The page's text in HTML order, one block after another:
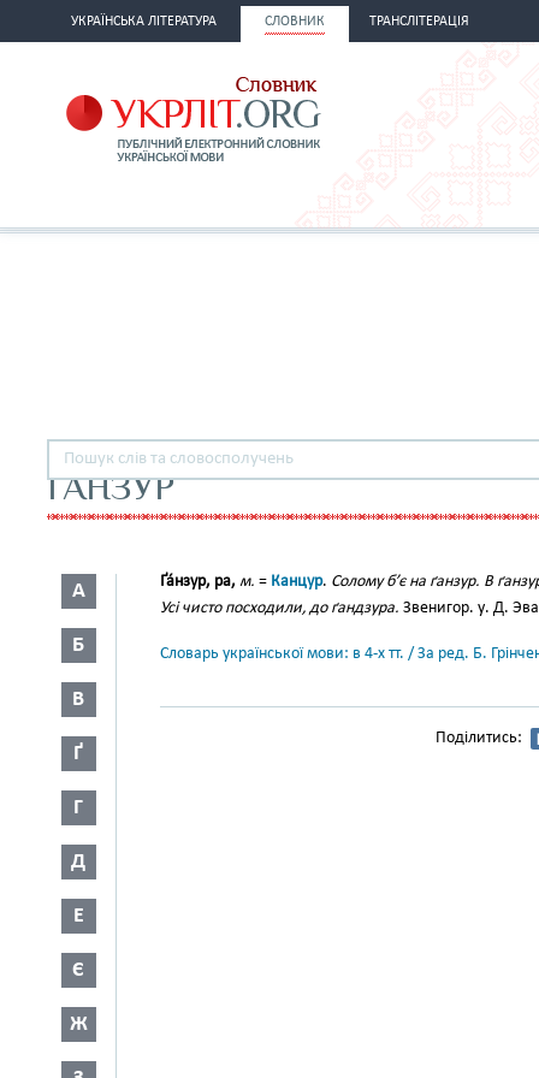
УКРАЇНСЬКА ЛІТЕРАТУРА СЛОВНИК ТРАНСЛІТЕРАЦІЯ
ҐАНЗУР
А
Б
В
Ґ
Г
Д
Е
Є
Ж
Ґа́нзур, ра, м. = Канцур. Солому б’є на ґанзур. В
Усі чисто посходили, до ґандзура. Звенигор. у. Д.
Словарь української мови: в 4-х тт. / За ред. Б.
Поділитись: